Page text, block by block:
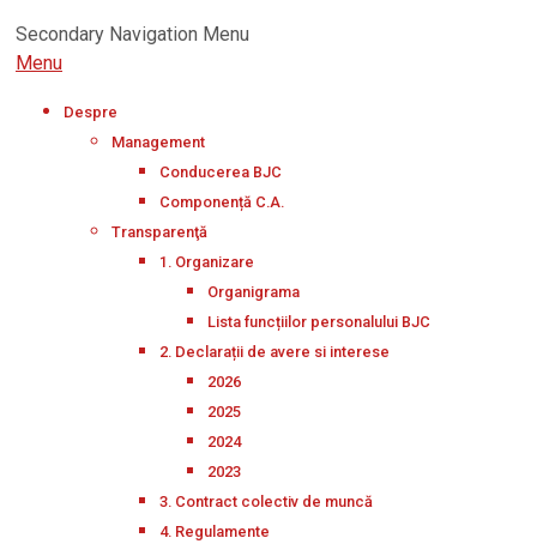
Secondary Navigation Menu
Menu
Despre
Management
Conducerea BJC
Componență C.A.
Transparenţă
1. Organizare
Organigrama
Lista funcțiilor personalului BJC
2. Declarații de avere si interese
2026
2025
2024
2023
3. Contract colectiv de muncă
4. Regulamente